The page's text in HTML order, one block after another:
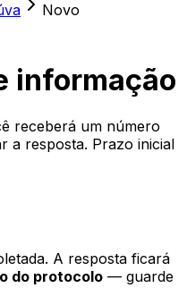
Novo
informação
receberá um número
a resposta. Prazo inicial
A resposta ficará
do protocolo — guarde